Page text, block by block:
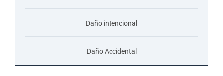
Daño intencional
Daño Accidental